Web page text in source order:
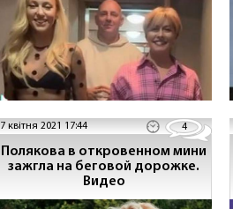
7 квітня 2021 17:44 4
Полякова в откровенном мини
зажгла на беговой дорожке.
Видео